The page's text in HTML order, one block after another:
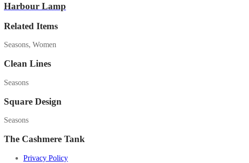
Harbour Lamp
Related Items
Seasons, Women
Clean Lines
Seasons
Square Design
Seasons
The Cashmere Tank
Privacy Policy